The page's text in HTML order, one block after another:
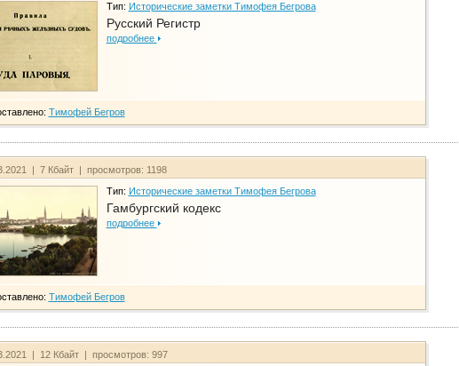
Тип: Исторические заметки Тимофея Бегрова
Русский Регистр
подробнее
Тимофей Бегров
| 7 Кбайт | просмотров: 1198
Тип: Исторические заметки Тимофея Бегрова
Гамбургский кодекс
подробнее
Тимофей Бегров
| 12 Кбайт | просмотров: 997